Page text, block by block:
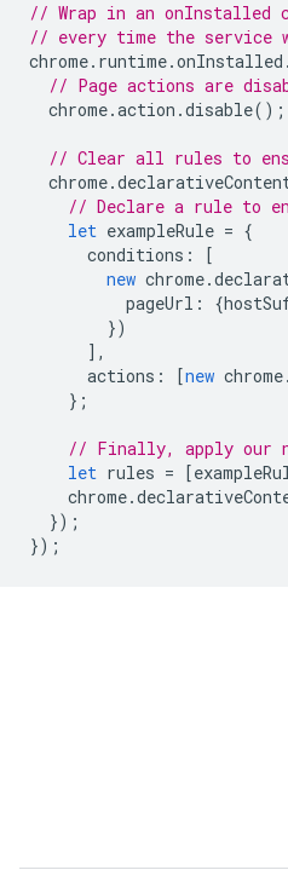
// Wrap in an onInstalled
// every time the service
chrome. runtime.onInstalled .
// Page actions are
chrome.action .disable();
// Clear all rules to
chrome.
// Declare a rule to
let exampleRule = {
conditions :
[
new chrome.
pageUrl : {
})
],
actions : [new chrome.
};
// Finally, apply our
let rules = [
chrome.
});
});